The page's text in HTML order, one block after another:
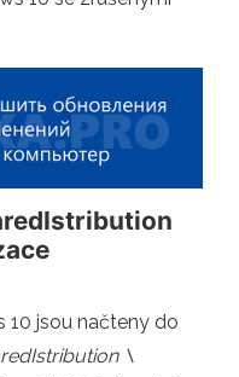
10 jsou načteny do
\